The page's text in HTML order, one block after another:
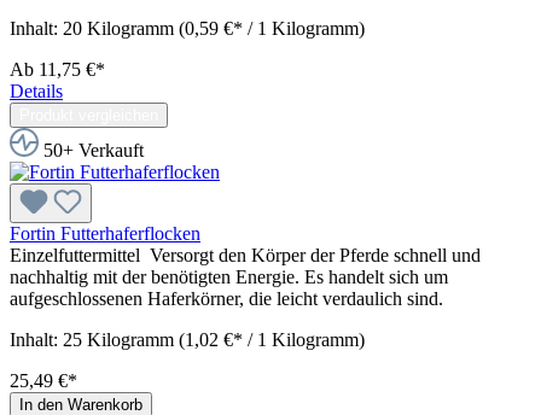
Inhalt: 20 Kilogramm (0,59 €* / 1 Kilogramm)
Ab 11,75 €*
Details
50+ Verkauft
Fortin Futterhaferflocken
Einzelfuttermittel Versorgt den Körper der Pferde schnell und
nachhaltig mit der benötigten Energie. Es handelt sich um
aufgeschlossenen Haferkörner, die leicht verdaulich sind.
Inhalt: 25 Kilogramm (1,02 €* / 1 Kilogramm)
25,49 €*
In den Warenkorb